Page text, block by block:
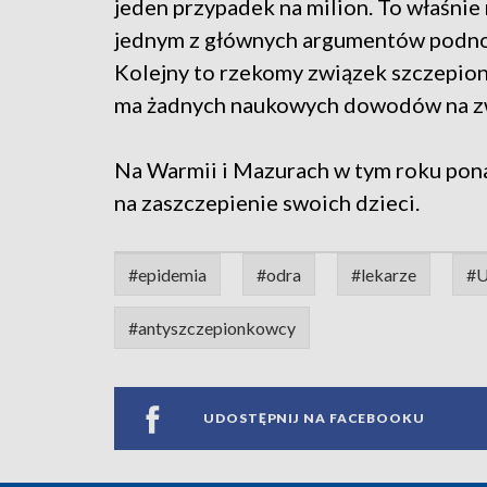
jeden przypadek na milion. To
jednym z głównych argumentów
Kolejny to rzekomy związek
ma żadnych naukowych dowodów na
Na Warmii i Mazurach w tym roku
na zaszczepienie swoich dzieci.
#epidemia #odra #lekarze
#antyszczepionkowcy
UDOSTĘPNIJ NA FACEBOOKU